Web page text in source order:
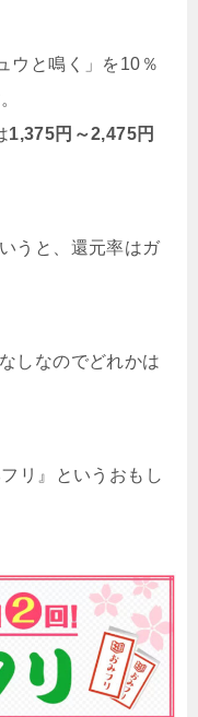
ウと鳴く」を10％
1,375円～2,475円
うと、還元率はガ
しなのでどれかは
リ』というおもし